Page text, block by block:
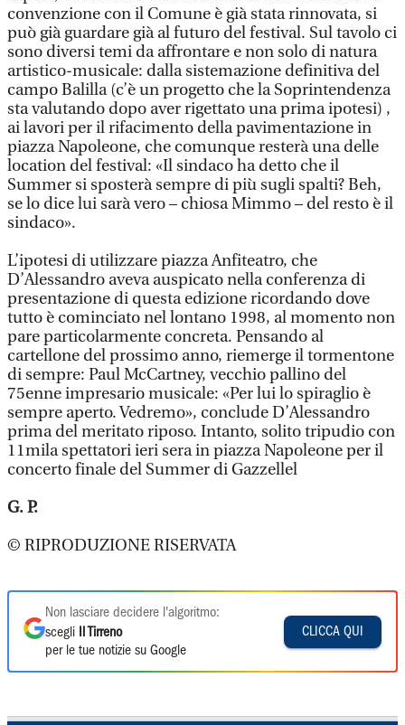
convenzione con il Comune è già stata rinnovata, si
può già guardare già al futuro del festival. Sul tavolo ci
sono diversi temi da affrontare e non solo di natura
artistico-musicale: dalla sistemazione definitiva del
campo Balilla (c’è un progetto che la Soprintendenza
sta valutando dopo aver rigettato una prima ipotesi) ,
ai lavori per il rifacimento della pavimentazione in
piazza Napoleone, che comunque resterà una delle
location del festival: «Il sindaco ha detto che il
Summer si sposterà sempre di più sugli spalti? Beh,
se lo dice lui sarà vero – chiosa Mimmo – del resto è il
sindaco».
L’ipotesi di utilizzare piazza Anfiteatro, che
D’Alessandro aveva auspicato nella conferenza di
presentazione di questa edizione ricordando dove
tutto è cominciato nel lontano 1998, al momento non
pare particolarmente concreta. Pensando al
cartellone del prossimo anno, riemerge il tormentone
di sempre: Paul McCartney, vecchio pallino del
75enne impresario musicale: «Per lui lo spiraglio è
sempre aperto. Vedremo», conclude D’Alessandro
prima del meritato riposo. Intanto, solito tripudio con
11mila spettatori ieri sera in piazza Napoleone per il
concerto finale del Summer di Gazzellel
G. P.
© RIPRODUZIONE RISERVATA
Non lasciare decidere l'algoritmo:
scegli
Il Tirreno
per le tue notizie su Google
CLICCA QUI